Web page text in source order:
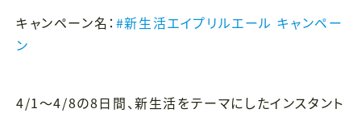
キャンペーン名： #新生活エイプリルエール キャンペー
ン
4/1～4/8の8日間、新生活をテーマにしたインスタント